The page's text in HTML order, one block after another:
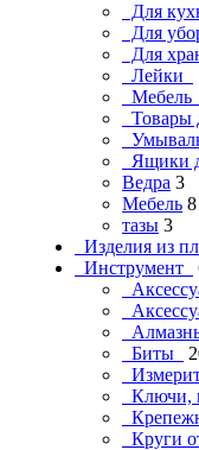
Для
Для
Для
Лейки
Мебель
Товары
Ящики
Ведра 3
Мебель 8
тазы 3
Изделия из
Инструмент
Биты
Ключи,
Круги